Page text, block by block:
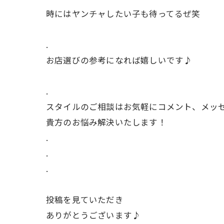
時にはヤンチャしたい子も待ってるぜ笑
.
お店選びの参考になれば嬉しいです♪
.
スタイルのご相談はお気軽にコメント、メッ
貴方のお悩み解決いたします！
.
.
.
投稿を見ていただき
ありがとうございます♪